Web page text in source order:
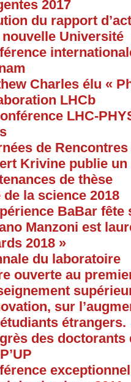
2017
du rapport
nouvelle Université
Charles élu «
LHCb
LHC-
de
Krivine publie
de thèse
de la science 2018
BaBar fête
Manzoni est
2018 »
du laboratoire
ouverte au
sur
étrangers.
des doctorants